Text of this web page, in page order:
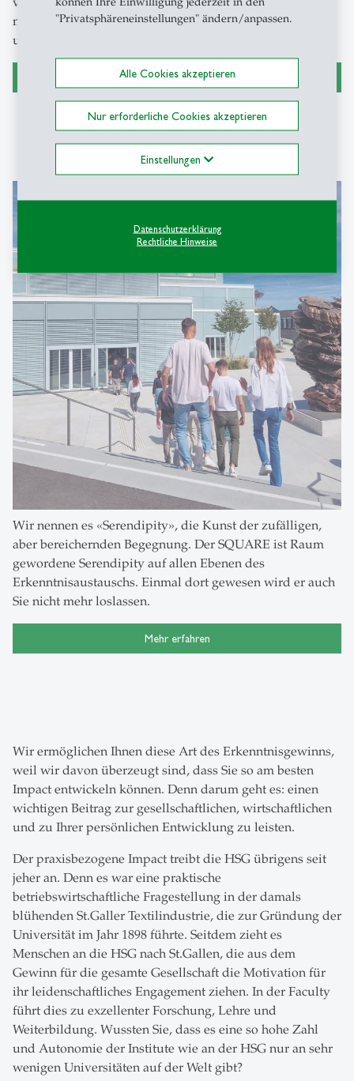
"Privatsphäreneinstellungen" ändern/anpassen.
Alle Cookies akzeptieren
Nur erforderliche Cookies akzeptieren
Einstellungen
Datenschutzerklärung
Rechtliche Hinweise
mit unabhängig denkenden Persönlichkeiten geradezu
unausweichlich machen.
mehr erfahren
Wir nennen es «Serendipity», die Kunst der zufälligen,
aber bereichernden Begegnung. Der SQUARE ist Raum
gewordene Serendipity auf allen Ebenen des
Erkenntnisaustauschs. Einmal dort gewesen wird er auch
Sie nicht mehr loslassen.
Mehr erfahren
Wir ermöglichen Ihnen diese Art des Erkenntnisgewinns,
weil wir davon überzeugt sind, dass Sie so am besten
Impact entwickeln können. Denn darum geht es: einen
wichtigen Beitrag zur gesellschaftlichen, wirtschaftlichen
und zu Ihrer persönlichen Entwicklung zu leisten.
Der praxisbezogene Impact treibt die HSG übrigens seit
jeher an. Denn es war eine praktische
betriebswirtschaftliche Fragestellung in der damals
blühenden St.Galler Textilindustrie, die zur Gründung der
Universität im Jahr 1898 führte. Seitdem zieht es
Menschen an die HSG nach St.Gallen, die aus dem
Gewinn für die gesamte Gesellschaft die Motivation für
ihr leidenschaftliches Engagement ziehen. In der Faculty
führt dies zu exzellenter Forschung, Lehre und
Weiterbildung. Wussten Sie, dass es eine so hohe Zahl
und Autonomie der Institute wie an der HSG nur an sehr
wenigen Universitäten auf der Welt gibt?